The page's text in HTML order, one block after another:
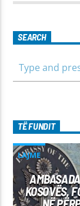
SEARCH
TË FUNDIT
LAJME
KOSOVËS,